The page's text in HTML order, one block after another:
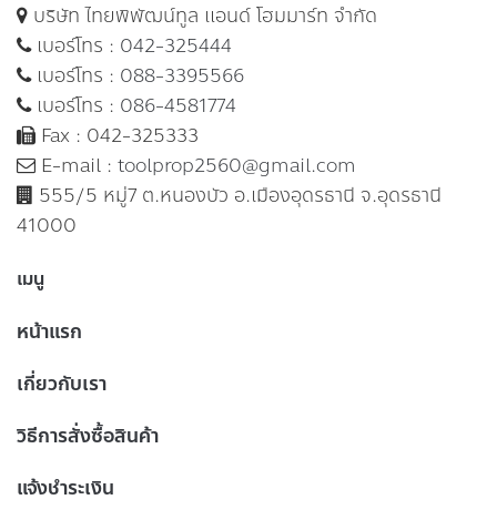
บริษัท ไทยพิพัฒน์ทูล แอนด์ โฮมมาร์ท จำกัด
เบอร์โทร : 042-325444
เบอร์โทร : 088-3395566
เบอร์โทร : 086-4581774
Fax : 042-325333
E-mail : toolprop2560@gmail.com
555/5 หมู่7 ต.หนองบัว อ.เมืองอุดรธานี จ.อุดรธานี
41000
เมนู
หน้าแรก
เกี่ยวกับเรา
วิธีการสั่งซื้อสินค้า
แจ้งชำระเงิน